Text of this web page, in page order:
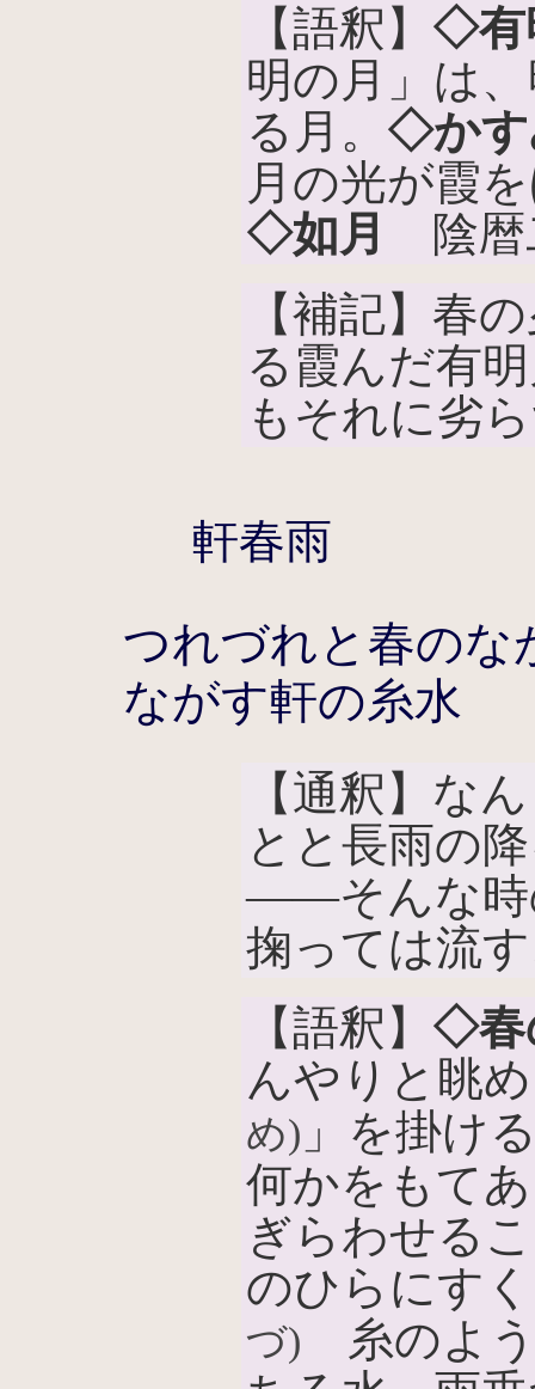
【語釈】 ◇有
明の月」は
る月。 ◇かす
月の光が霞
◇如月
陰暦
【補記】春
る霞んだ有
もそれに劣
軒春雨
つれづれと春のな
ながす軒の糸水
【通釈】な
とと長雨の
――そんな時
掬っては流
【語釈】 ◇春
んやりと眺
め) 」を掛け
何かをもて
ぎらわせる
のひらにす
づ)
糸のよ